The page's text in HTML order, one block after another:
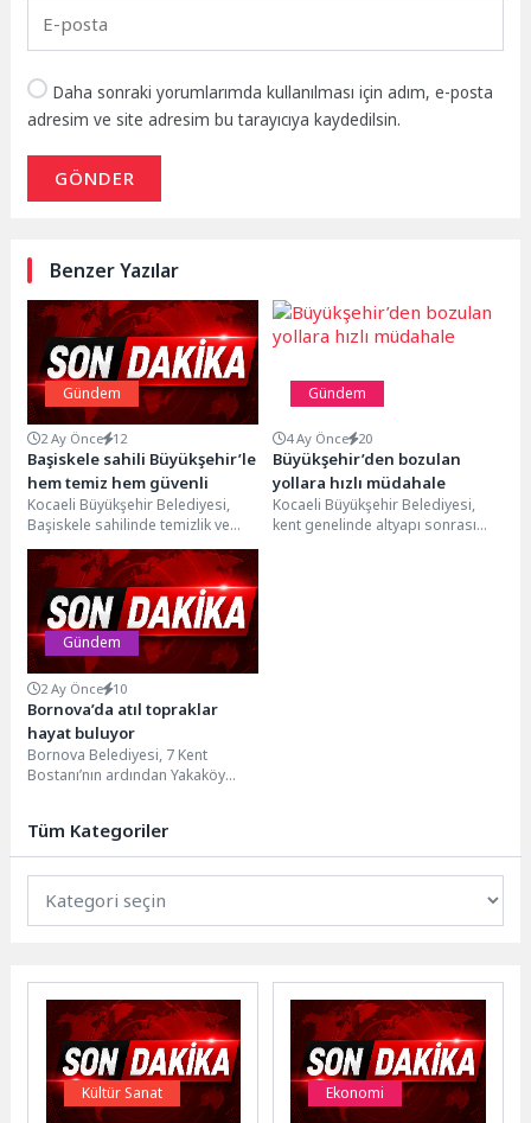
Daha sonraki yorumlarımda kullanılması için adım, e-posta
adresim ve site adresim bu tarayıcıya kaydedilsin.
GÖNDER
Benzer Yazılar
Gündem
2 Ay Önce 12
Başiskele sahili Büyükşehir’le
hem temiz hem güvenli
Kocaeli Büyükşehir Belediyesi,
Başiskele sahilinde temizlik ve
bakım çalışmalarını aralıksız
sürdürüyor. İlçenin en prestijli
yaşam...
Gündem
4 Ay Önce 20
Büyükşehir’den bozulan
yollara hızlı müdahale
Kocaeli Büyükşehir Belediyesi,
kent genelinde altyapı sonrası
Gündem
2 Ay Önce 10
Bornova’da atıl topraklar
hayat buluyor
Bornova Belediyesi, 7 Kent
Bostanı’nın ardından Yakaköy
Tüm Kategoriler
Kültür Sanat Ekonomi